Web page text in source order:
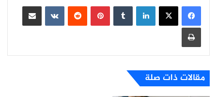
لينكدإن بينتيريست
مشاركة عبر البريد
طباعة
مقالات ذات صلة